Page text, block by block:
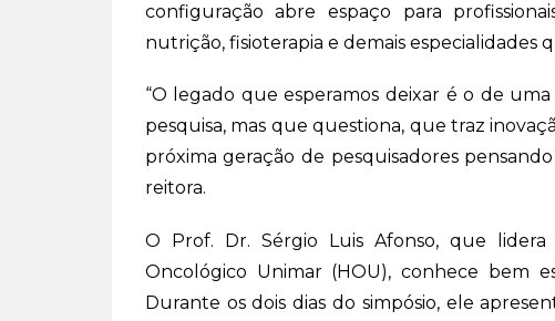
configuração abre espaço para
nutrição, fisioterapia e demais especialidades
“O legado que esperamos deixar é o de
pesquisa, mas que questiona, que traz
próxima geração de pesquisadores
reitora.
O Prof. Dr. Sérgio Luis Afonso, que
Oncológico Unimar (HOU), conhece bem
Durante os dois dias do simpósio, ele